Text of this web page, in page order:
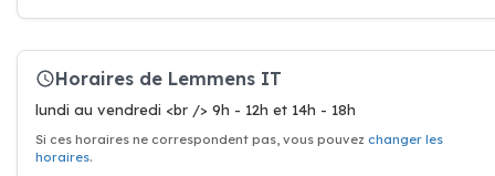
Horaires de Lemmens IT
lundi au vendredi <br /> 9h - 12h et 14h - 18h
Si ces horaires ne correspondent pas, vous pouvez changer les
horaires.